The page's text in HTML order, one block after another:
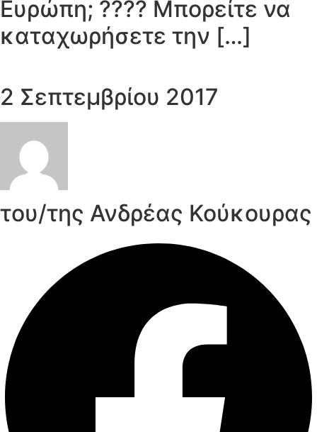
Ευρώπη; ???? Μπορείτε να
καταχωρήσετε την […]
2 Σεπτεμβρίου 2017
του/της Ανδρέας Κούκουρας